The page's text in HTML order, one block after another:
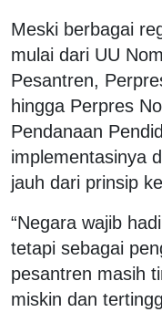
Meski berbagai
mulai dari UU
Pesantren,
hingga Perpres
Pendanaan
implementasinya
jauh dari prinsip
“Negara wajib
tetapi sebagai
pesantren masih
miskin dan